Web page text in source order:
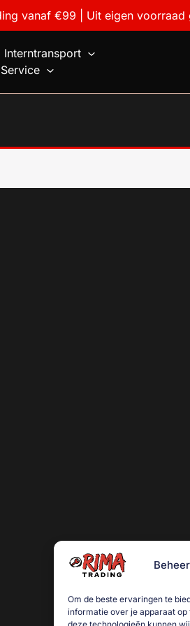
vanaf €99 | Uit eigen voorraad
Om de beste ervaringen te
informatie over je apparaat
Interntransport
Service